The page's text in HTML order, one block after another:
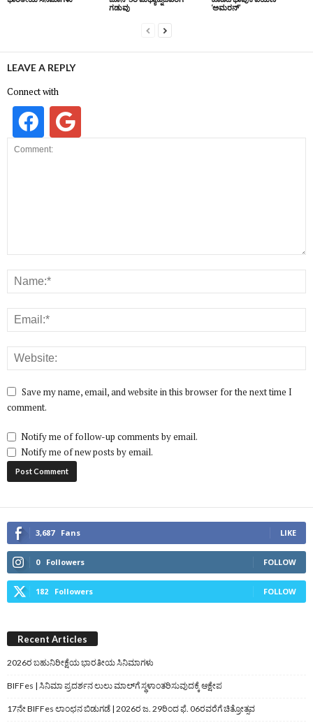
ಗಡುವು
‘ಅಮರನ್’
LEAVE A REPLY
Connect with
Save my name, email, and website in this browser for the next time I
comment.
Notify me of follow-up comments by email.
Notify me of new posts by email.
3,687 Fans LIKE
0 Followers FOLLOW
182 Followers FOLLOW
Recent Articles
2026ರ ಬಹುನಿರೀಕ್ಷೆಯ ಭಾರತೀಯ ಸಿನಿಮಾಗಳು
BIFFes | ಸಿನಿಮಾ ಪ್ರದರ್ಶನ ಲುಲು ಮಾಲ್‌ಗೆ ಸ್ಥಳಾಂತರಿಸುವುದಕ್ಕೆ ಆಕ್ಷೇಪ
17ನೇ BIFFes ಲಾಂಛನ ಬಿಡುಗಡೆ | 2026ರ ಜ. 29ರಿಂದ ಫೆ. 06ರವರೆಗೆ ಚಿತ್ರೋತ್ಸವ